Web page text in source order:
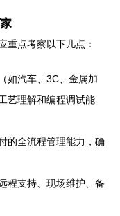
重点考察以下几点：
如汽车、3C、金属加
艺理解和编程调试能
的全流程管理能力，确
程支持、现场维护、备